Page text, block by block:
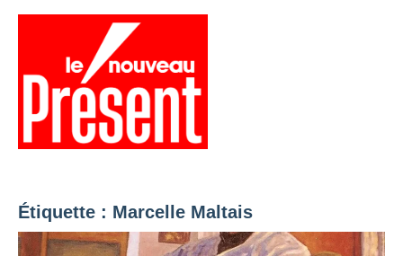
Aller
Étiquette : Marcelle Maltais